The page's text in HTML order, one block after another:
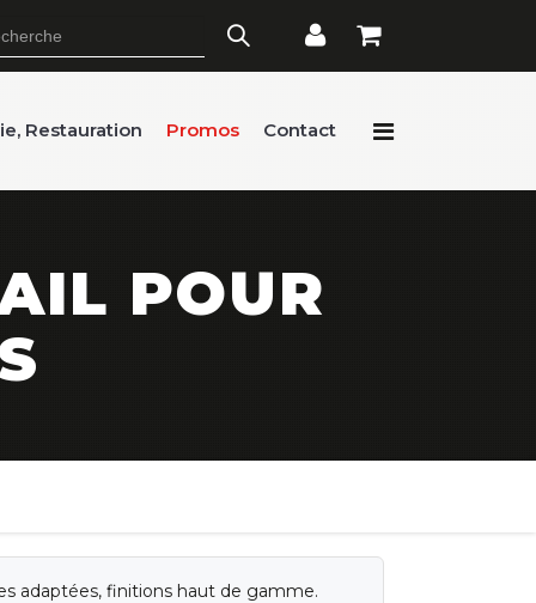
Restauration Promos Contact
POUR
adaptées, finitions haut de gamme.